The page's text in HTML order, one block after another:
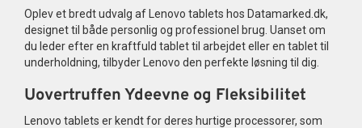
Smartphone
Tilbehør
Oplev et bredt udvalg af Lenovo tablets hos Datamarked.dk,
designet til både personlig og professionel brug. Uanset om
du leder efter en kraftfuld tablet til arbejdet eller en tablet til
underholdning, tilbyder Lenovo den perfekte løsning til dig.
Uovertruffen Ydeevne og Fleksibilitet
Lenovo tablets er kendt for deres hurtige processorer, som